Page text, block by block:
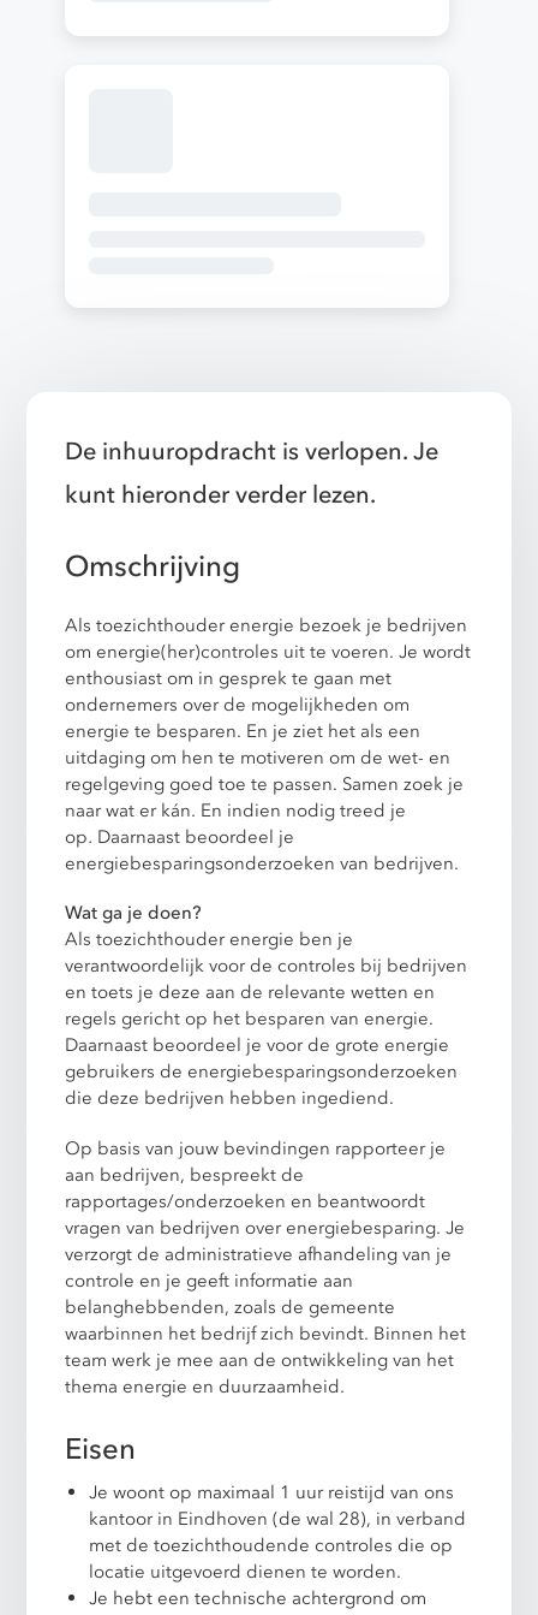
De inhuuropdracht is verlopen. Je
kunt hieronder verder lezen.
Omschrijving
Als toezichthouder energie bezoek je bedrijven
om energie(her)controles uit te voeren. Je wordt
enthousiast om in gesprek te gaan met
ondernemers over de mogelijkheden om
energie te besparen. En je ziet het als een
uitdaging om hen te motiveren om de wet- en
regelgeving goed toe te passen. Samen zoek je
naar wat er kán. En indien nodig treed je
op. Daarnaast beoordeel je
energiebesparingsonderzoeken van bedrijven.
Wat ga je doen?
Als toezichthouder energie ben je
verantwoordelijk voor de controles bij bedrijven
en toets je deze aan de relevante wetten en
regels gericht op het besparen van energie.
Daarnaast beoordeel je voor de grote energie
gebruikers de energiebesparingsonderzoeken
die deze bedrijven hebben ingediend.
Op basis van jouw bevindingen rapporteer je
aan bedrijven, bespreekt de
rapportages/onderzoeken en beantwoordt
vragen van bedrijven over energiebesparing. Je
verzorgt de administratieve afhandeling van je
controle en je geeft informatie aan
belanghebbenden, zoals de gemeente
waarbinnen het bedrijf zich bevindt. Binnen het
team werk je mee aan de ontwikkeling van het
thema energie en duurzaamheid.
Eisen
Je woont op maximaal 1 uur reistijd van ons
kantoor in Eindhoven (de wal 28), in verband
met de toezichthoudende controles die op
locatie uitgevoerd dienen te worden.
Je hebt een technische achtergrond om